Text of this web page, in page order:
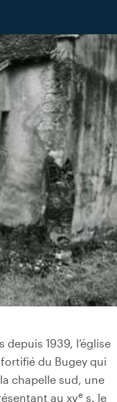
1939, l’église
du Bugey qui
chapelle sud, une
au xve s. le